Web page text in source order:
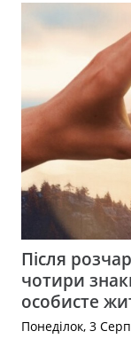
Після
чотири
особисте
Понеділок, 3